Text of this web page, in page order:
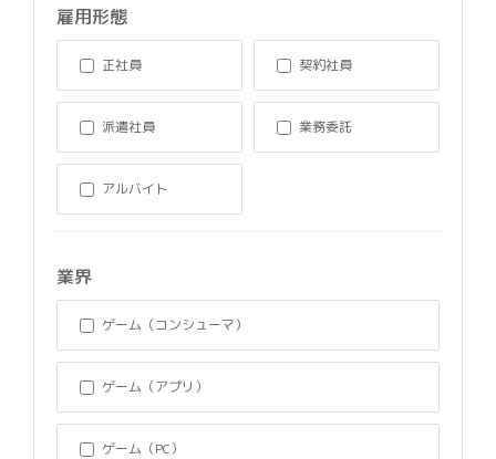
雇用形態
正社員 契約社員
派遣社員 業務委託
アルバイト
業界
ゲーム（コンシューマ）
ゲーム（アプリ）
ゲーム（PC）